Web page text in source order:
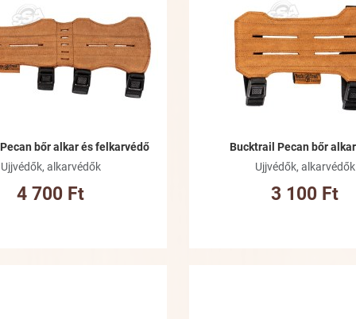
Összehasonlításhoz adom
bőr alkar és felkarvédő
Ujjvédők, alkarvédők
4 700 Ft
Bucktrail Pecan bőr
Ujjvédők, alkarvédők
3 100 Ft